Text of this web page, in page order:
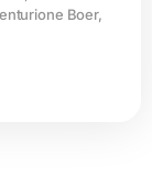
Boer,